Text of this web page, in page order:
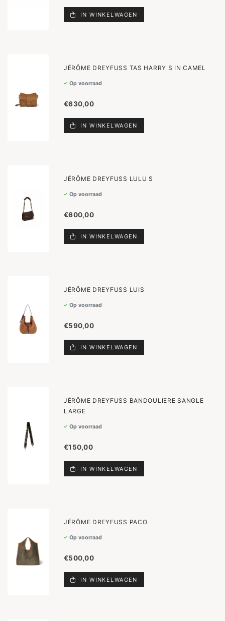
IN WINKELWAGEN
JÉRÔME DREYFUSS TAS HARRY S IN CAMEL
Op voorraad
€630,00
IN WINKELWAGEN
JÉRÔME DREYFUSS LULU S
Op voorraad
€600,00
IN WINKELWAGEN
JÉRÔME DREYFUSS LUIS
Op voorraad
€590,00
IN WINKELWAGEN
JÉRÔME DREYFUSS BANDOULIERE SANGLE
LARGE
Op voorraad
€150,00
IN WINKELWAGEN
JÉRÔME DREYFUSS PACO
Op voorraad
€500,00
IN WINKELWAGEN